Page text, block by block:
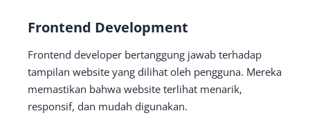
Frontend Development
Frontend developer bertanggung jawab terhadap
tampilan website yang dilihat oleh pengguna. Mereka
memastikan bahwa website terlihat menarik,
responsif, dan mudah digunakan.